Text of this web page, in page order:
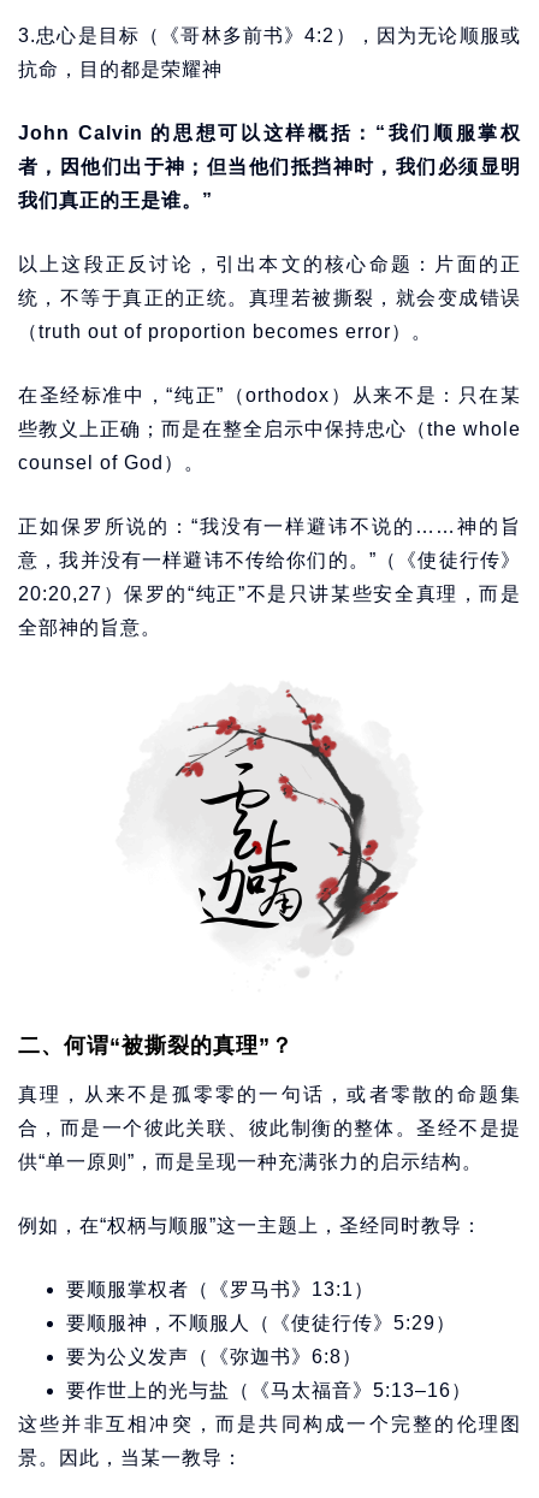
3.忠心是目标（《哥林多前书》4:2），因为无论顺服或
抗命，目的都是荣耀神
John Calvin 的思想可以这样概括：“我们顺服掌权
者，因他们出于神；但当他们抵挡神时，我们必须显明
我们真正的王是谁。”
以上这段正反讨论，引出本文的核心命题：片面的正
统，不等于真正的正统。真理若被撕裂，就会变成错误
（truth out of proportion becomes error）。
在圣经标准中，“纯正”（orthodox）从来不是：只在某
些教义上正确；而是在整全启示中保持忠心（the whole
counsel of God）。
正如保罗所说的：“我没有一样避讳不说的……神的旨
意，我并没有一样避讳不传给你们的。”（《使徒行传》
20:20,27）保罗的“纯正”不是只讲某些安全真理，而是
全部神的旨意。
二、何谓“被撕裂的真理”？
真理，从来不是孤零零的一句话，或者零散的命题集
合，而是一个彼此关联、彼此制衡的整体。圣经不是提
供“单一原则”，而是呈现一种充满张力的启示结构。
例如，在“权柄与顺服”这一主题上，圣经同时教导：
要顺服掌权者（《罗马书》13:1）
要顺服神，不顺服人（《使徒行传》5:29）
要为公义发声（《弥迦书》6:8）
要作世上的光与盐（《马太福音》5:13–16）
这些并非互相冲突，而是共同构成一个完整的伦理图
景。因此，当某一教导：